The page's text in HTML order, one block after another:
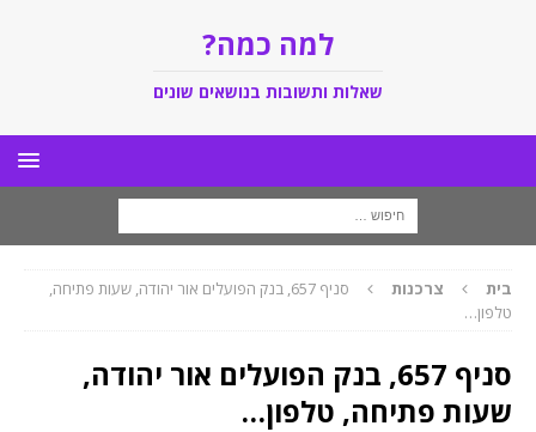
למה כמה?
שאלות ותשובות בנושאים שונים
בית צרכנות
סניף 657, בנק הפועלים אור יהודה, שעות פתיחה,
טלפון…
סניף 657, בנק הפועלים אור יהודה,
שעות פתיחה, טלפון…